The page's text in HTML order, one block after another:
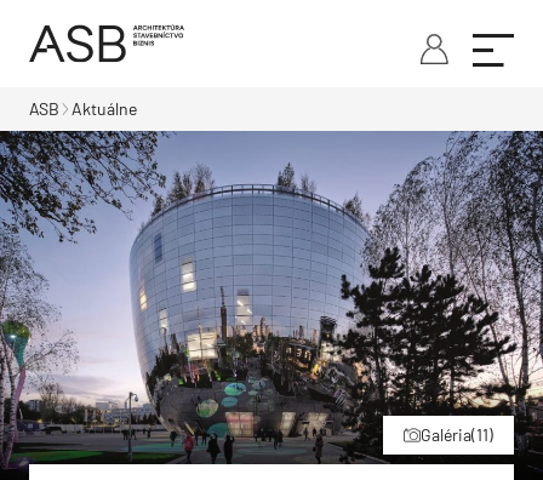
ASB Aktuálne
Galéria(11)